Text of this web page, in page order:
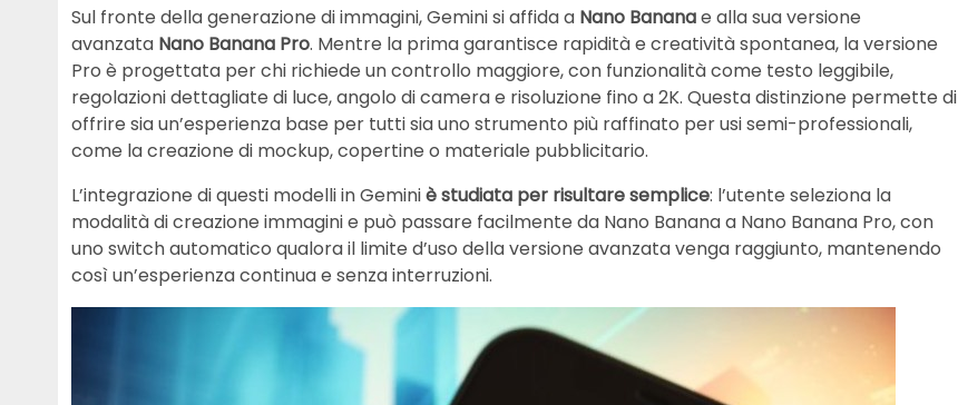
Sul fronte della generazione di immagini, Gemini si affida a Nano Bananae alla sua versione
avanzata Nano Banana Pro. Mentre la prima garantisce rapidità e creatività spontanea, la versione
Pro è progettata per chi richiede un controllo maggiore, con funzionalità come testo leggibile,
regolazioni dettagliate di luce, angolo di camera e risoluzione fino a 2K. Questa distinzione permette di
offrire sia un’esperienza base per tutti sia uno strumento più raffinato per usi semi-professionali,
come la creazione di mockup, copertine o materiale pubblicitario.
L’integrazione di questi modelli in Geminiè studiata per risultare semplice: l’utente seleziona la
modalità di creazione immagini e può passare facilmente da Nano Banana a Nano Banana Pro, con
uno switch automatico qualora il limite d’uso della versione avanzata venga raggiunto, mantenendo
così un’esperienza continua e senza interruzioni.